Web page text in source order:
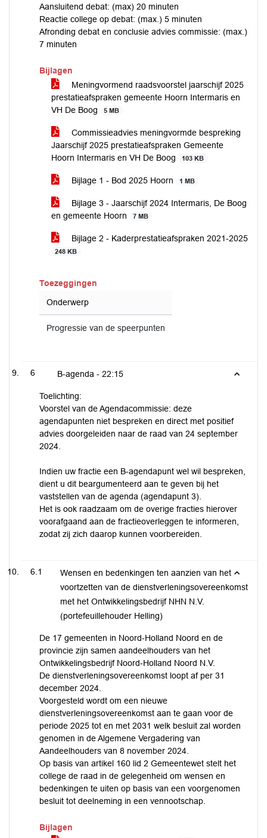
Aansluitend debat: (max) 20 minuten
Reactie college op debat: (max.) 5 minuten
Afronding debat en conclusie advies commissie: (max.)
7 minuten
Bijlagen
Meningvormend raadsvoorstel jaarschijf 2025
prestatieafspraken gemeente Hoorn Intermaris en
VH De Boog
5 MB
Commissieadvies meningvormde bespreking
Jaarschijf 2025 prestatieafspraken Gemeente
Hoorn Intermaris en VH De Boog
103 KB
Bijlage 1 - Bod 2025 Hoorn 1 MB
Bijlage 3 - Jaarschijf 2024 Intermaris, De Boog
en gemeente Hoorn
7 MB
Bijlage 2 - Kaderprestatieafspraken 2021-2025
248 KB
Toezeggingen
Onderwerp
Progressie van de speerpunten
6 B-agenda - 22:15
Toelichting:
Voorstel van de Agendacommissie: deze
agendapunten niet bespreken en direct met positief
advies doorgeleiden naar de raad van 24 september
2024.
Indien uw fractie een B-agendapunt wel wil bespreken,
dient u dit beargumenteerd aan te geven bij het
vaststellen van de agenda (agendapunt 3).
Het is ook raadzaam om de overige fracties hierover
voorafgaand aan de fractieoverleggen te informeren,
zodat zij zich daarop kunnen voorbereiden.
6.1
Wensen en bedenkingen ten aanzien van het
voortzetten van de dienstverleningsovereenkomst
met het Ontwikkelingsbedrijf NHN N.V.
(portefeuillehouder Helling)
De 17 gemeenten in Noord-Holland Noord en de
provincie zijn samen aandeelhouders van het
Ontwikkelingsbedrijf Noord-Holland Noord N.V.
De dienstverleningsovereenkomst loopt af per 31
december 2024.
Voorgesteld wordt om een nieuwe
dienstverleningsovereenkomst aan te gaan voor de
periode 2025 tot en met 2031 welk besluit zal worden
genomen in de Algemene Vergadering van
Aandeelhouders van 8 november 2024.
Op basis van artikel 160 lid 2 Gemeentewet stelt het
college de raad in de gelegenheid om wensen en
bedenkingen te uiten op basis van een voorgenomen
besluit tot deelneming in een vennootschap.
Bijlagen